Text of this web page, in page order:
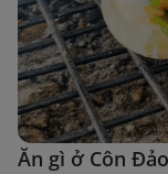
Ăn gì ở Côn